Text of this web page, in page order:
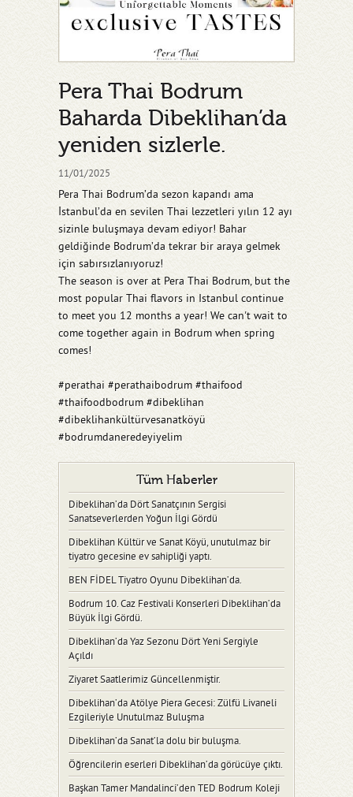
Pera Thai Bodrum
Baharda Dibeklihan’da
yeniden sizlerle.
11/01/2025
Pera Thai Bodrum’da sezon kapandı ama
İstanbul’da en sevilen Thai lezzetleri yılın 12 ayı
sizinle buluşmaya devam ediyor! Bahar
geldiğinde Bodrum’da tekrar bir araya gelmek
için sabırsızlanıyoruz!
The season is over at Pera Thai Bodrum, but the
most popular Thai flavors in Istanbul continue
to meet you 12 months a year! We can't wait to
come together again in Bodrum when spring
comes!
#perathai #perathaibodrum #thaifood
#thaifoodbodrum #dibeklihan
#dibeklihankültürvesanatköyü
#bodrumdaneredeyiyelim
Tüm Haberler
Dibeklihan’da Dört Sanatçının Sergisi
Sanatseverlerden Yoğun İlgi Gördü
Dibeklihan Kültür ve Sanat Köyü, unutulmaz bir
tiyatro gecesine ev sahipliği yaptı.
BEN FİDEL Tiyatro Oyunu Dibeklihan’da.
Bodrum 10. Caz Festivali Konserleri Dibeklihan’da
Büyük İlgi Gördü.
Dibeklihan’da Yaz Sezonu Dört Yeni Sergiyle
Açıldı
Ziyaret Saatlerimiz Güncellenmiştir.
Dibeklihan’da Atölye Piera Gecesi: Zülfü Livaneli
Ezgileriyle Unutulmaz Buluşma
Dibeklihan’da Sanat’la dolu bir buluşma.
Öğrencilerin eserleri Dibeklihan’da görücüye çıktı.
Başkan Tamer Mandalinci’den TED Bodrum Koleji